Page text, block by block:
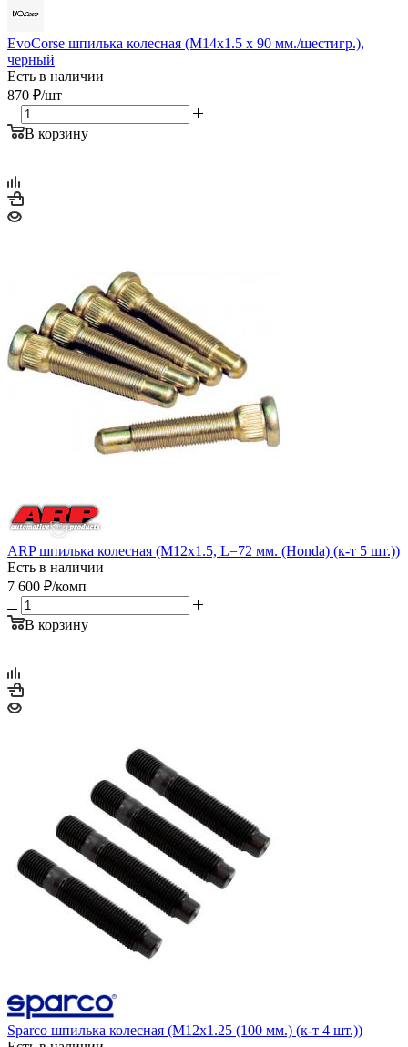
EvoCorse шпилька колесная (M14x1.5 x 90 мм./шестигр.),
черный
Есть в наличии
870 ₽/шт
В корзину
ARP шпилька колесная (M12х1.5, L=72 мм. (Honda) (к-т 5 шт.))
Есть в наличии
7 600 ₽/комп
В корзину
Sparco шпилька колесная (М12х1.25 (100 мм.) (к-т 4 шт.))